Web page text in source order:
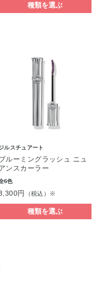
種類を選ぶ
ルスチュアート
ルーミングラッシュ ニュ
ンスカーラー
6色
円 （税込）※
種類を選ぶ